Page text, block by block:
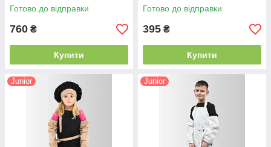
Готово до відправки
760 ₴
Купити
Готово до відправки
395 ₴
Купити
Junior Junior